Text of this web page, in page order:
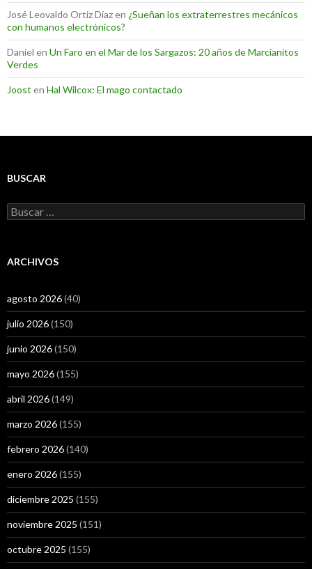
José Leovaldo Ortiz Díazen ¿Sueñan los extraterrestres mecánicos
con humanos electrónicos?
Daniel en Un Faro en el Mar de los Sargazos: 20 años de Marcianitos
Verdes
Joost en Hal Wilcox: El mago contactado
BUSCAR
Buscar:
ARCHIVOS
agosto 2026(40)
julio 2026(150)
junio 2026(150)
mayo 2026(155)
abril 2026(149)
marzo 2026(155)
febrero 2026(140)
enero 2026(155)
diciembre 2025 (155)
noviembre 2025 (151)
octubre 2025 (155)